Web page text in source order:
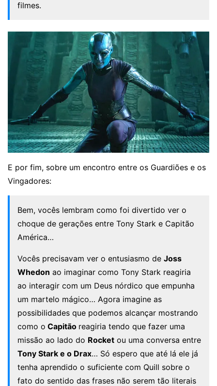
filmes.
E por fim, sobre um encontro entre os Guardiões e os
Vingadores:
Bem, vocês lembram como foi divertido ver o
choque de gerações entre Tony Stark e Capitão
América…
Vocês precisavam ver o entusiasmo de Joss
Whedon ao imaginar como Tony Stark reagiria
ao interagir com um Deus nórdico que empunha
um martelo mágico… Agora imagine as
possibilidades que podemos alcançar mostrando
como o Capitão reagiria tendo que fazer uma
missão ao lado do Rocket ou uma conversa entre
Tony Stark e o Drax… Só espero que até lá ele já
tenha aprendido o suficiente com Quill sobre o
fato do sentido das frases não serem tão literais